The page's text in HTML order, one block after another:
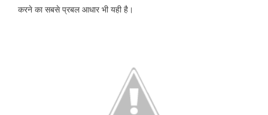
करने का सबसे प्रबल आधार भी यही है।